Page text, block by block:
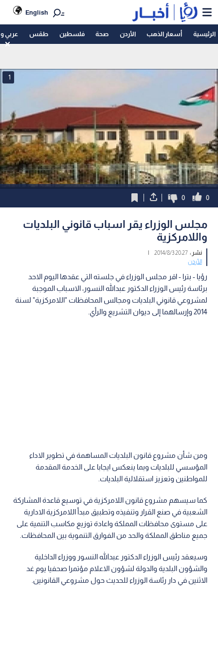
English
الرئيسية أسعار الذهب الأردن صحة فلسطين طقس عربي
1
0
0
مجلس الوزراء يقر اسباب قانوني البلديات
واللامركزية
نشر :20:27 2014/8/3
|
الأردن
رؤيا - بترا - اقر مجلس الوزراء في جلسته التي عقدها اليوم الاحد
برئاسة رئيس الوزراء الدكتور عبدالله النسور، الاسباب الموجبة
لمشروعي قانوني البلديات ومجالس المحافظات "اللامركزية" لسنة
2014 وإرسالهما إلى ديوان التشريع والرأي.
ومن شأن مشروع قانون البلديات المساهمة في تطوير الاداء
المؤسسي للبلديات وبما ينعكس ايجابا على الخدمة المقدمة
للمواطنين وتعزيز استقلالية البلديات.
كما سيسهم مشروع قانون اللامركزية في توسيع قاعدة المشاركة
الشعبية في صنع القرار وتنفيذه وتطبيق مبدأ اللامركزية الادارية
على مستوى محافظات المملكة واعادة توزيع مكاسب التنمية على
جميع مناطق المملكة والحد من الفوارق التنموية بين المحافظات.
وسيعقد رئيس الوزراء الدكتور عبدالله النسور ووزراء الداخلية
والشؤون البلدية والدولة لشؤون الاعلام مؤتمرا صحفيا يوم غد
الاثنين في دار رئاسة الوزراء للحديث حول مشروعي القانونين.